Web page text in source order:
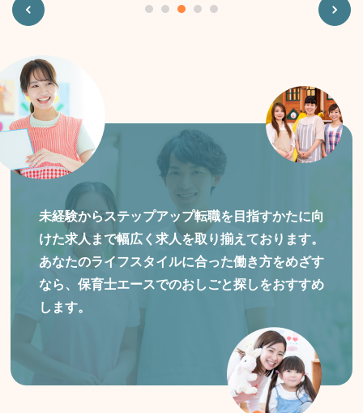
Previous Next
未経験からステップアップ転職を目指すかたに向
けた求人まで幅広く求人を取り揃えております。
あなたのライフスタイルに合った働き方をめざす
なら、保育士エースでのおしごと探しをおすすめ
します。